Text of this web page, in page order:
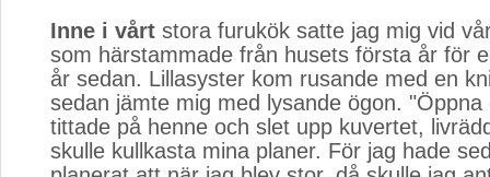
Inne i vårt stora furukök satte jag mig vid
som härstammade från husets första år för
år sedan. Lillasyster kom rusande med en
sedan jämte mig med lysande ögon.
tittade på henne och slet upp kuvertet,
skulle kullkasta mina planer. För jag hade